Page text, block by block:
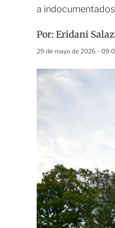
a
Por: Eridani
29 de mayo de 2026 -